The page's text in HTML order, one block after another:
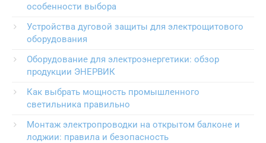
особенности выбора
Устройства дуговой защиты для электрощитового
оборудования
Оборудование для электроэнергетики: обзор
продукции ЭНЕРВИК
Как выбрать мощность промышленного
светильника правильно
Монтаж электропроводки на открытом балконе и
лоджии: правила и безопасность